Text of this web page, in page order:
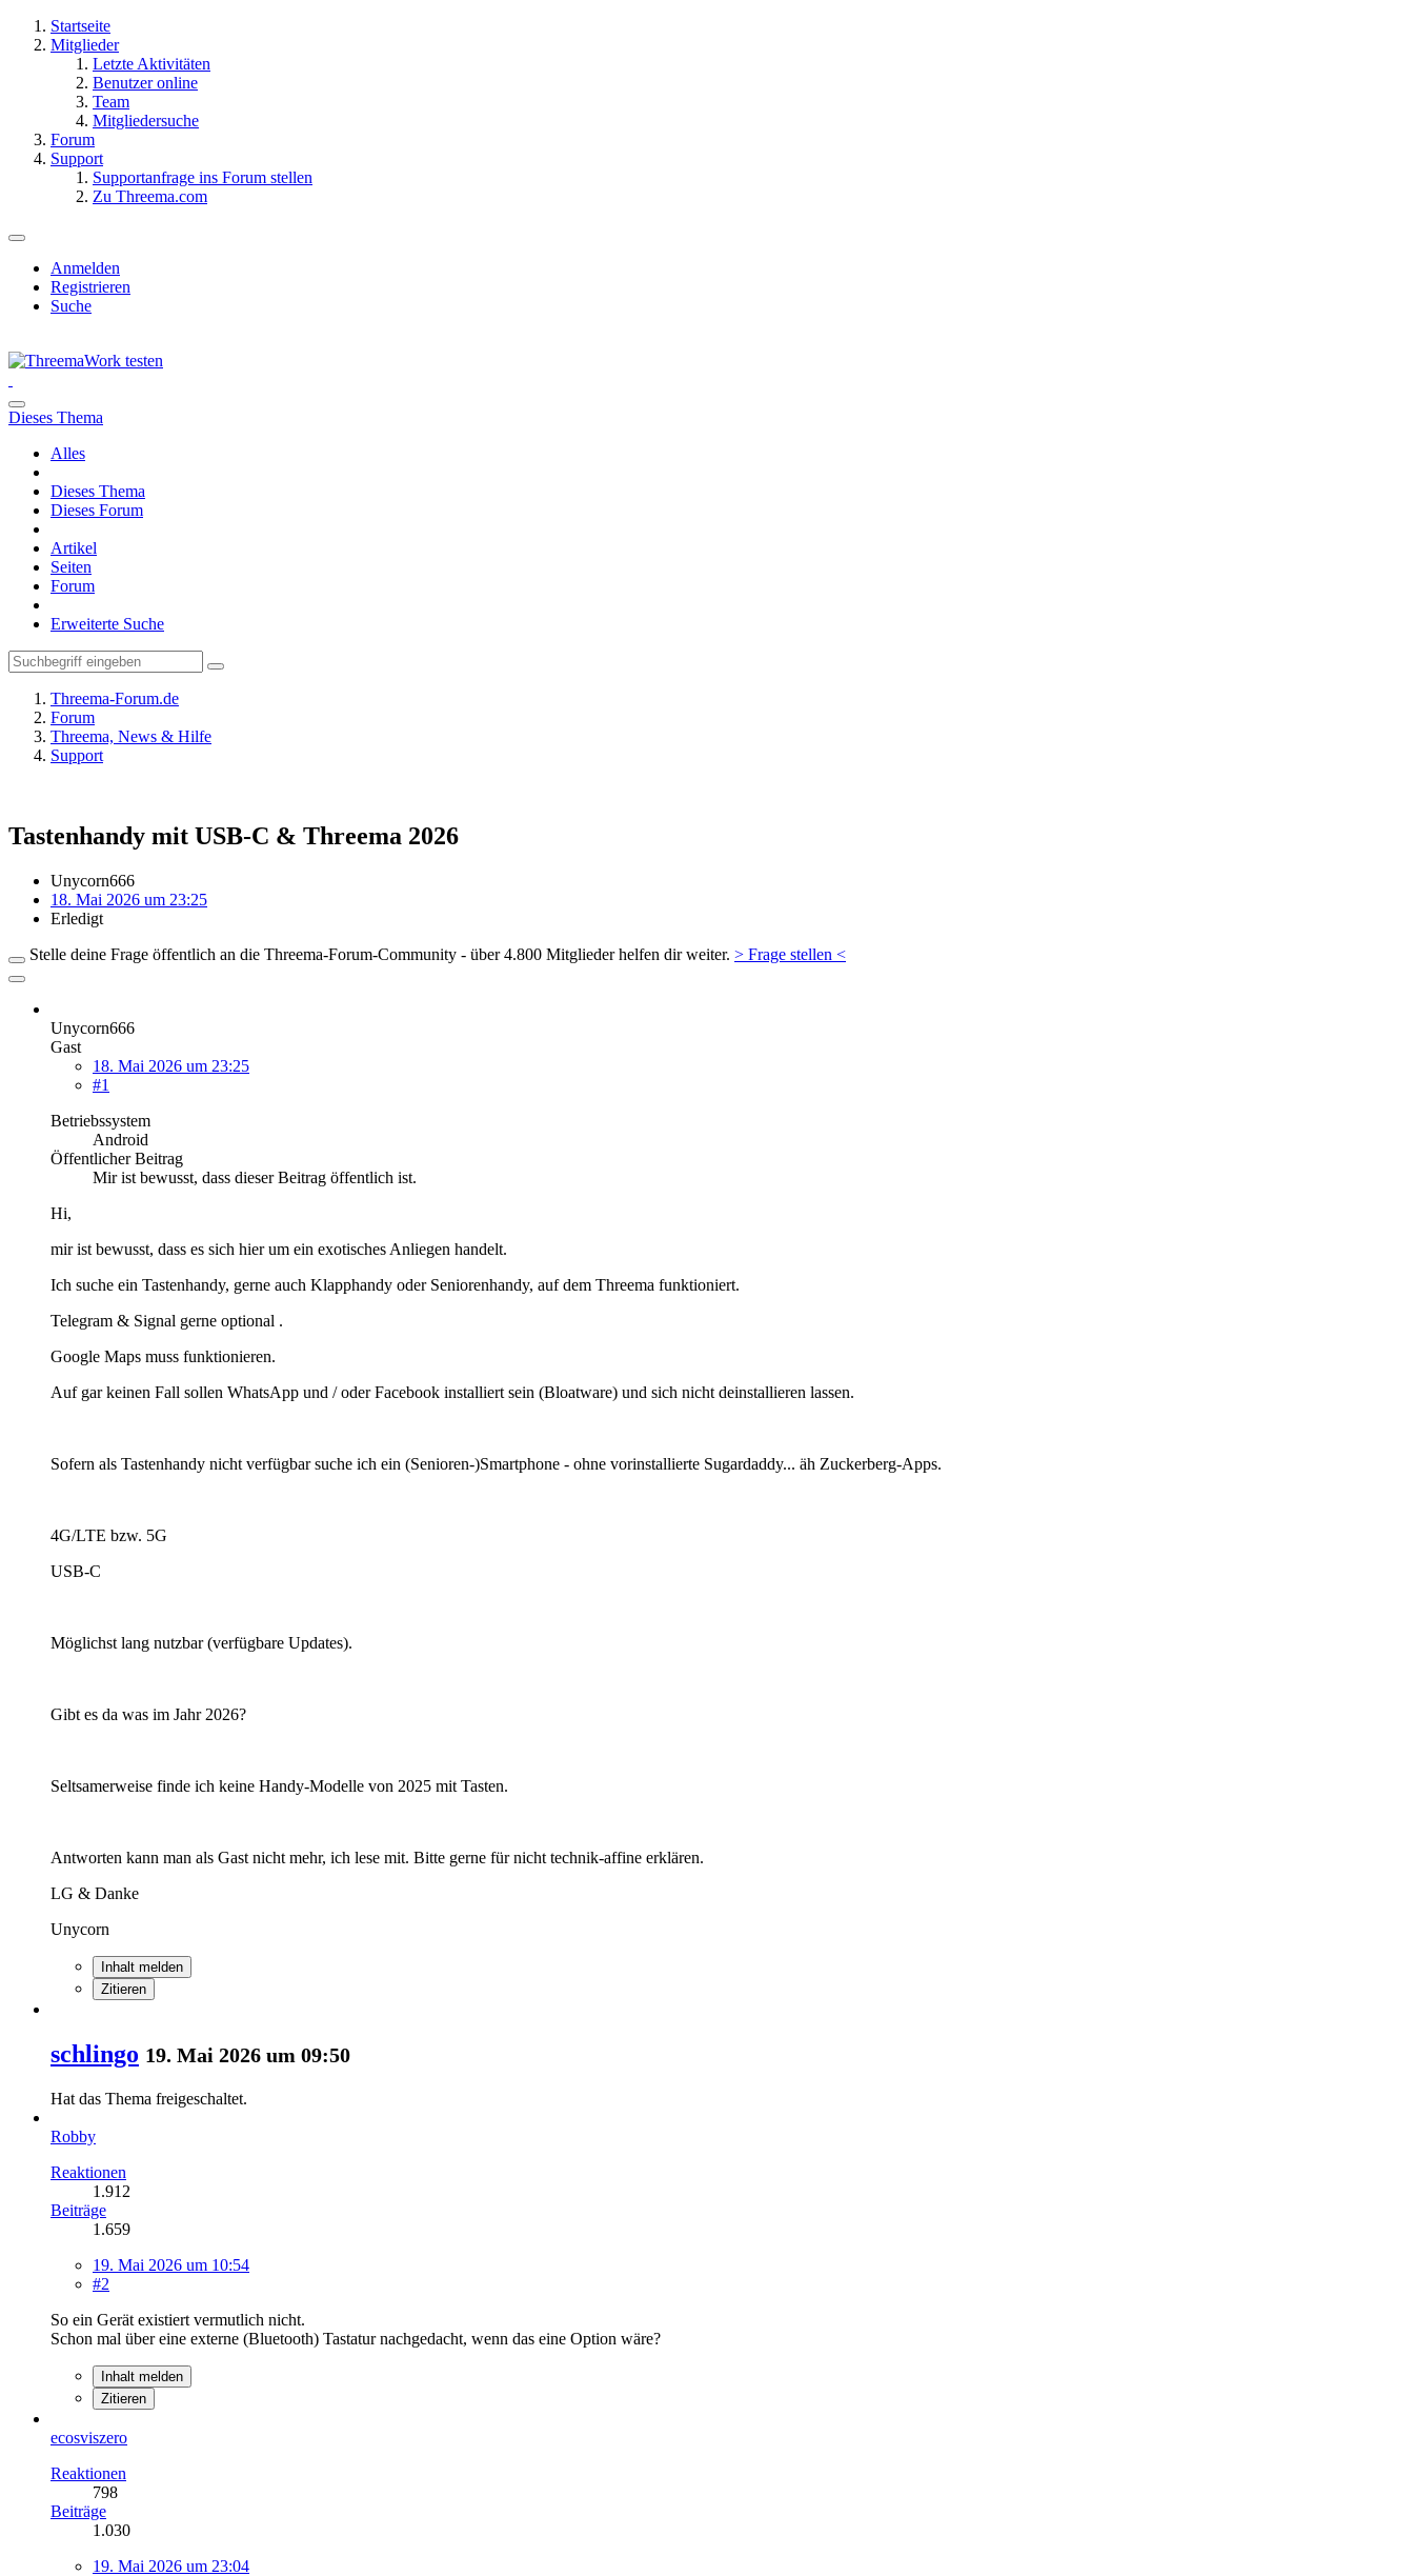
Startseite
Mitglieder
Letzte Aktivitäten
Benutzer online
Team
Mitgliedersuche
Forum
Support
Supportanfrage ins Forum stellen
Zu Threema.com
Anmelden
Registrieren
Suche
Dieses Thema
Alles
Dieses Thema
Dieses Forum
Artikel
Seiten
Forum
Erweiterte Suche
Threema-Forum.de
Forum
Threema, News & Hilfe
Support
Tastenhandy mit USB-C & Threema 2026
Unycorn666
18. Mai 2026 um 23:25
Erledigt
Stelle deine Frage öffentlich an die Threema-Forum-Community - über 4.800 Mitglieder helfen dir weiter. > Frage stellen <
Unycorn666
Gast
18. Mai 2026 um 23:25
#1
Betriebssystem
Android
Öffentlicher Beitrag
Mir ist bewusst, dass dieser Beitrag öffentlich ist.
Hi,
mir ist bewusst, dass es sich hier um ein exotisches Anliegen handelt.
Ich suche ein Tastenhandy, gerne auch Klapphandy oder Seniorenhandy, auf dem Threema funktioniert.
Telegram & Signal gerne optional .
Google Maps muss funktionieren.
Auf gar keinen Fall sollen WhatsApp und / oder Facebook installiert sein (Bloatware) und sich nicht deinstallieren lassen.
Sofern als Tastenhandy nicht verfügbar suche ich ein (Senioren-)Smartphone - ohne vorinstallierte Sugardaddy... äh Zuckerberg-Apps.
4G/LTE bzw. 5G
USB-C
Möglichst lang nutzbar (verfügbare Updates).
Gibt es da was im Jahr 2026?
Seltsamerweise finde ich keine Handy-Modelle von 2025 mit Tasten.
Antworten kann man als Gast nicht mehr, ich lese mit. Bitte gerne für nicht technik-affine erklären.
LG & Danke
Unycorn
Inhalt melden
Zitieren
schlingo 19. Mai 2026 um 09:50
Hat das Thema freigeschaltet.
Robby
Reaktionen
1.912
Beiträge
1.659
19. Mai 2026 um 10:54
#2
So ein Gerät existiert vermutlich nicht.
Schon mal über eine externe (Bluetooth) Tastatur nachgedacht, wenn das eine Option wäre?
Inhalt melden
Zitieren
ecosviszero
Reaktionen
798
Beiträge
1.030
19. Mai 2026 um 23:04